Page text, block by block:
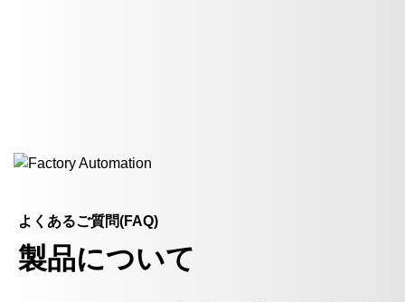
よくあるご質問(FAQ)
製品について